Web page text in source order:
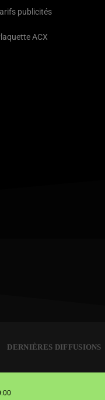
publicités
ACX
DERNIÈRES DIFFUSIONS